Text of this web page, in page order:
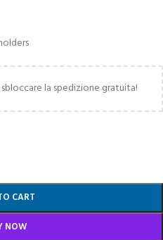
la spedizione gratuita!
CART
NOW